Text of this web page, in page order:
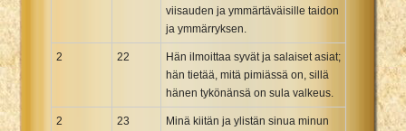
viisauden ja ymmärtäväisille taidon
ja ymmärryksen.
2 22
Hän ilmoittaa syvät ja salaiset asiat;
hän tietää, mitä pimiässä on, sillä
hänen tykönänsä on sula valkeus.
2 23
Minä kiitän ja ylistän sinua minun